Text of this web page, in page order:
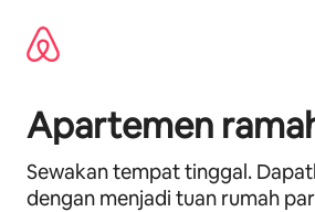
langsung
lihat
Apartemen
Sewakan tempat tinggal.
dengan menjadi tuan rumah